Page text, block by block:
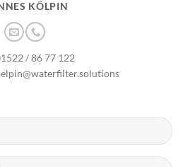
KÖLPIN
/ 86 77 122